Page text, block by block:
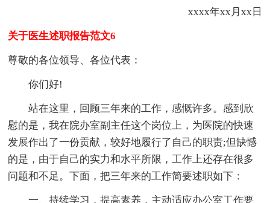
xxxx年xx月xx日
关于医生述职报告范文6
尊敬的各位领导、各位代表：
你们好!
站在这里，回顾三年来的工作，感慨许多。感到欣
慰的是，我在院办室副主任这个岗位上，为医院的快速
发展作出了一份贡献，较好地履行了自己的职责;但缺憾
的是，由于自己的实力和水平所限，工作上还存在很多
问题和不足。下面，把三年来的工作简要述职如下：
一、持续学习，提高素养，主动适应办公室工作要